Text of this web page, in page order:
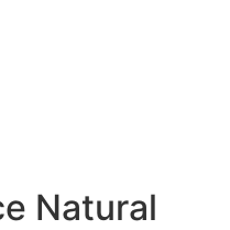
Natural